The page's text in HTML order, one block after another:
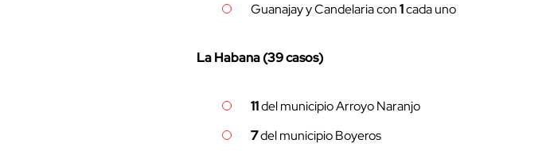
Guanajay y Candelaria con1cada uno
La Habana (39 casos)
11del municipio Arroyo Naranjo
7del municipio Boyeros